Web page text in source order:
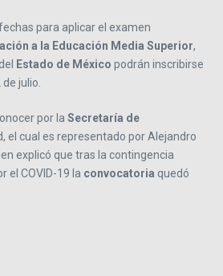
para aplicar el examen
a la Educación Media Superior,
Estado de México podrán inscribirse
julio.
por la Secretaría de
el cual es representado por Alejandro
explicó que tras la contingencia
el COVID-19 la convocatoria quedó